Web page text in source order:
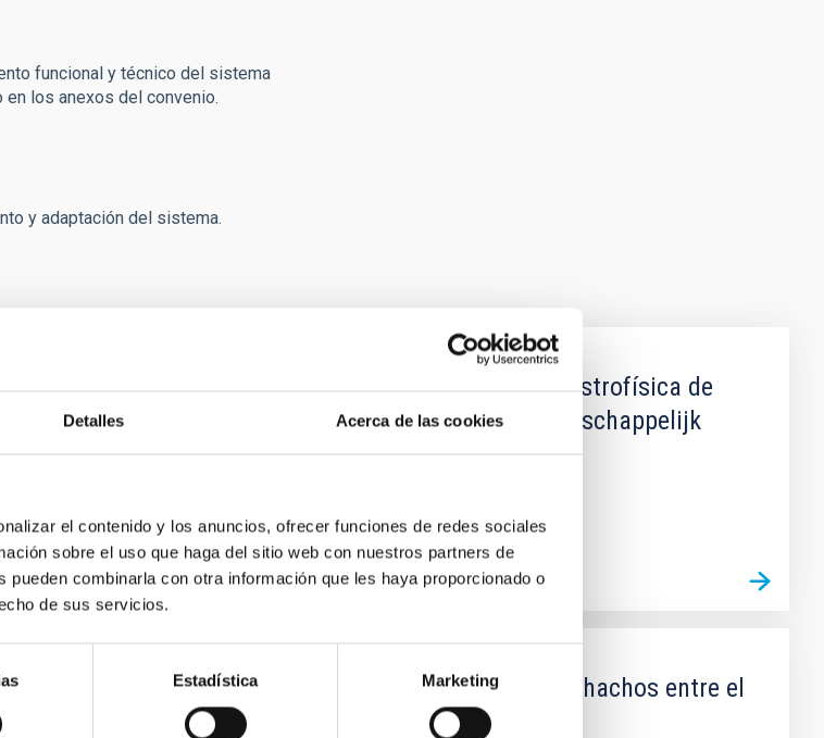
Detalles Acerca de las cookies
el contenido y los anuncios, ofrecer funciones de redes sociales
sobre el uso que haga del sitio web con nuestros partners de
combinarla con otra información que les haya proporcionado o
de sus servicios.
Estadística Marketing
funcional y técnico del sistema
los anexos del convenio.
y adaptación del sistema.
Herschel e Isaac Newton entre el Instituto de Astrofísica de
(STFC) y la Nederlandese Organisatie voor Wetenschappelijk
(TMT) en el Observatorio del Roque de los Muchachos entre el